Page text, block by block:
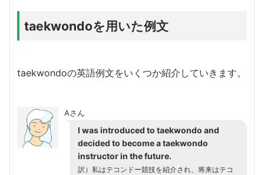
taekwondoを用いた例文
taekwondoの英語例文をいくつか紹介していきます。
Aさん
I was introduced to taekwondo and
decided to become a taekwondo
instructor in the future.
訳）私はテコンドー競技を紹介され、将来はテコ